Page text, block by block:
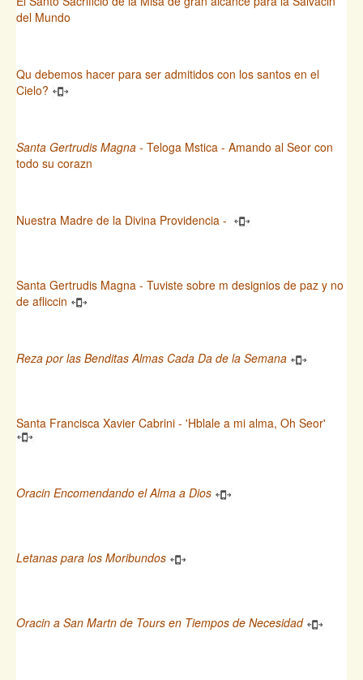
del Mundo
Qu debemos hacer para ser admitidos con los santos en el
Cielo?
Santa Gertrudis Magna - Teloga Mstica - Amando al Seor con
todo su corazn
Nuestra Madre de la Divina Providencia -
Santa Gertrudis Magna - Tuviste sobre m designios de paz y no
de afliccin
Reza por las Benditas Almas Cada Da de la Semana
Santa Francisca Xavier Cabrini - 'Hblale a mi alma, Oh Seor'
Oracin Encomendando el Alma a Dios
Letanas para los Moribundos
Oracin a San Martn de Tours en Tiempos de Necesidad